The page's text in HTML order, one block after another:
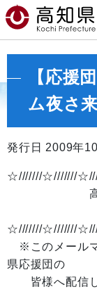
【応援
ム夜さ
発行日 2009年
☆///////☆///////
高知県応
《第8号：
☆///////☆///////
※このメールマ
県応援団の
皆様へ配信し